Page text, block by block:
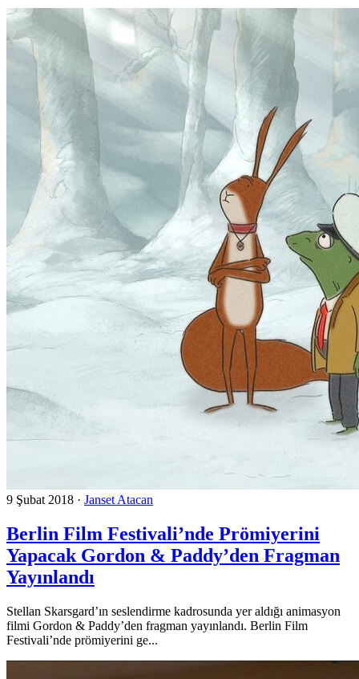
9 Şubat 2018 · Janset Atacan
Berlin Film Festivali’nde Prömiyerini
Yapacak Gordon & Paddy’den Fragman
Yayınlandı
Stellan Skarsgard’ın seslendirme kadrosunda yer aldığı animasyon
filmi Gordon & Paddy’den fragman yayınlandı. Berlin Film
Festivali’nde prömiyerini ge...